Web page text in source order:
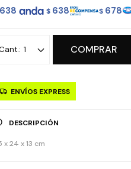
638 $ 638 $ 678
1 COMPRAR
ENVÍOS EXPRESS
DESCRIPCIÓN
x 24 x 13 cm